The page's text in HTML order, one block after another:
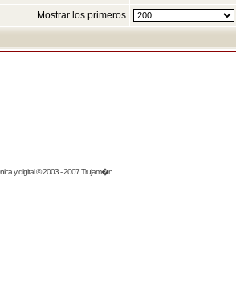
Mostrar los primeros
y digital © 2003 - 2007 Trujam�n